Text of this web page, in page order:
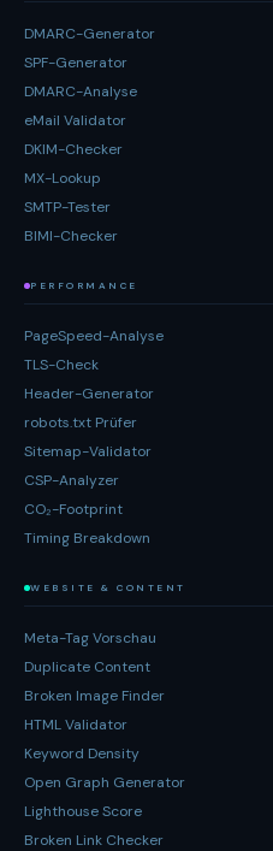
DMARC-Generator
SPF-Generator
DMARC-Analyse
eMail Validator
DKIM-Checker
MX-Lookup
SMTP-Tester
BIMI-Checker
PERFORMANCE
PageSpeed-Analyse
TLS-Check
Header-Generator
robots.txt Prüfer
Sitemap-Validator
CSP-Analyzer
CO₂-Footprint
Timing Breakdown
WEBSITE & CONTENT
Meta-Tag Vorschau
Duplicate Content
Broken Image Finder
HTML Validator
Keyword Density
Open Graph Generator
Lighthouse Score
Broken Link Checker